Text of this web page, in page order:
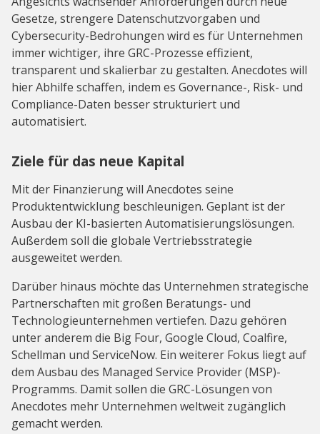
Gesetze, strengere Datenschutzvorgaben und
Cybersecurity-Bedrohungen wird es für Unternehmen
immer wichtiger, ihre GRC-Prozesse effizient,
transparent und skalierbar zu gestalten. Anecdotes will
hier Abhilfe schaffen, indem es Governance-, Risk- und
Compliance-Daten besser strukturiert und
automatisiert.
Ziele für das neue Kapital
Mit der Finanzierung will Anecdotes seine
Produktentwicklung beschleunigen. Geplant ist der
Ausbau der KI-basierten Automatisierungslösungen.
Außerdem soll die globale Vertriebsstrategie
ausgeweitet werden.
Darüber hinaus möchte das Unternehmen strategische
Partnerschaften mit großen Beratungs- und
Technologieunternehmen vertiefen. Dazu gehören
unter anderem die Big Four, Google Cloud, Coalfire,
Schellman und ServiceNow. Ein weiterer Fokus liegt auf
dem Ausbau des Managed Service Provider (MSP)-
Programms. Damit sollen die GRC-Lösungen von
Anecdotes mehr Unternehmen weltweit zugänglich
gemacht werden.